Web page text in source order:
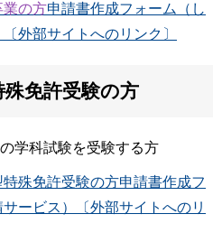
業の方申請書作成フォーム（し
外部サイトへのリンク〕
殊免許受験の方
学科試験を受験する方
特殊免許受験の方申請書作成フ
ービス）〔外部サイトへのリ